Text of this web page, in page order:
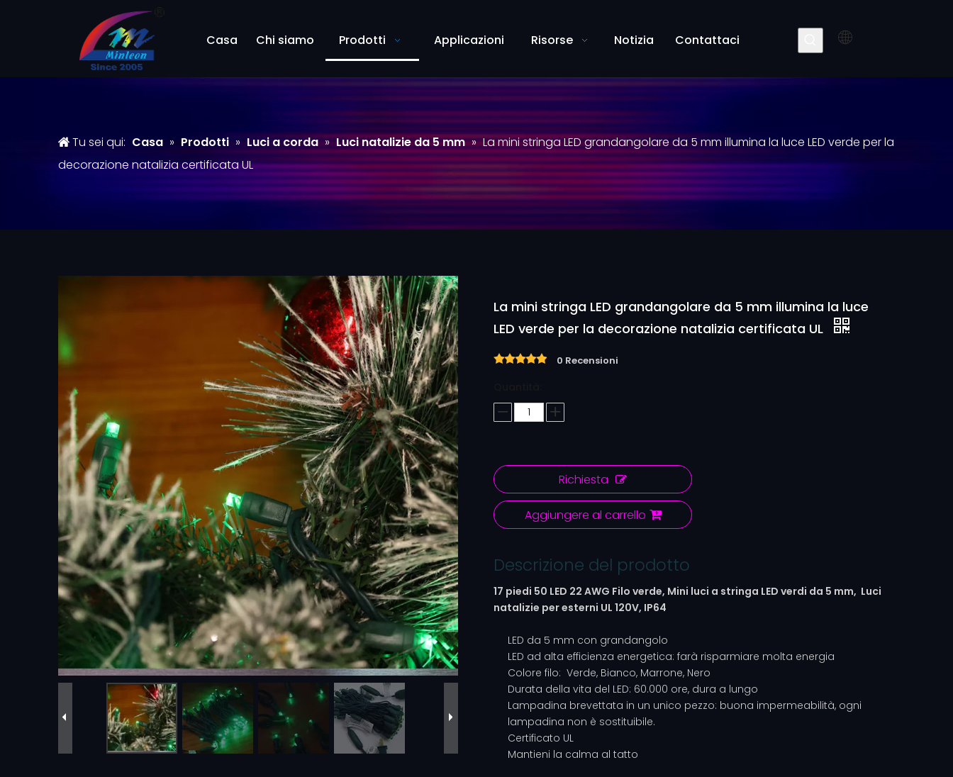
Casa Chi siamo Prodotti Applicazioni Risorse Notizia Contattaci
Tu sei qui: Casa » Prodotti » Luci a corda » Luci natalizie da 5 mm » La mini stringa LED grandangolare da 5 mm illumina la luce LED verde per la
decorazione natalizia certificata UL
La mini stringa LED grandangolare da 5 mm illumina la luce
LED verde per la decorazione natalizia certificata UL
0 Recensioni
Richiesta
Aggiungere al carrello
Descrizione del prodotto
17 piedi 50 LED 22 AWG Filo verde, Mini luci a stringa LED verdi da 5 mm, Luci
natalizie per esterni UL 120V, IP64
LED da 5 mm con grandangolo
LED ad alta efficienza energetica: farà risparmiare molta energia
Colore filo: Verde, Bianco, Marrone, Nero
Durata della vita del LED: 60.000 ore, dura a lungo
Lampadina brevettata in un unico pezzo: buona impermeabilità, ogni
lampadina non è sostituibile.
Certificato UL
Mantieni la calma al tatto